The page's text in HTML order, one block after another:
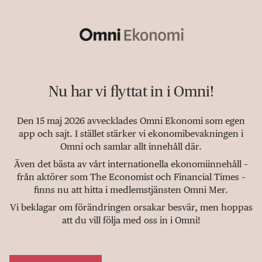
Nu har vi flyttat in i Omni!
Den 15 maj 2026 avvecklades Omni Ekonomi som egen
app och sajt. I stället stärker vi ekonomibevakningen i
Omni och samlar allt innehåll där.
Även det bästa av vårt internationella ekonomiinnehåll –
från aktörer som The Economist och Financial Times –
finns nu att hitta i medlemstjänsten Omni Mer.
Vi beklagar om förändringen orsakar besvär, men hoppas
att du vill följa med oss in i Omni!